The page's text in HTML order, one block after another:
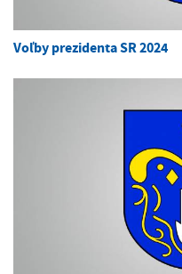
Voľby prezidenta SR 2024